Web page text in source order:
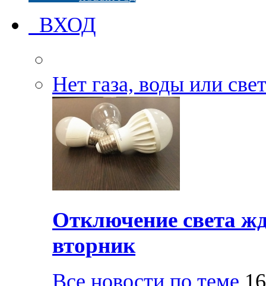
ВХОД
Нет газа, воды или
Отключение света
вторник